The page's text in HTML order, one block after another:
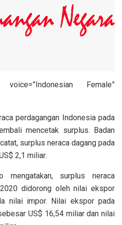
voice=”Indonesian Female”
perdagangan Indonesia pada
mencetak surplus. Badan
surplus neraca dagang pada
2,1 miliar.
mengatakan, surplus neraca
didorong oleh nilai ekspor
nilai impor. Nilai ekspor pada
US$ 16,54 miliar dan nilai